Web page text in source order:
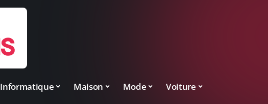
Informatique Maison Mode Voiture